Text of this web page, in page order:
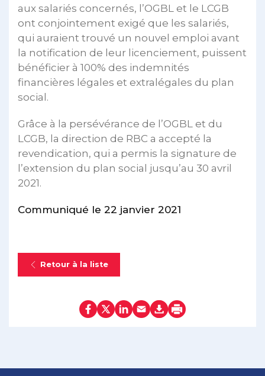
aux salariés concernés, l’OGBL et le LCGB
ont conjointement exigé que les salariés,
qui auraient trouvé un nouvel emploi avant
la notification de leur licenciement, puissent
bénéficier à 100% des indemnités
financières légales et extralégales du plan
social.
Grâce à la persévérance de l’OGBL et du
LCGB, la direction de RBC a accepté la
revendication, qui a permis la signature de
l’extension du plan social jusqu’au 30 avril
2021.
Communiqué le 22 janvier 2021
Retour à la liste